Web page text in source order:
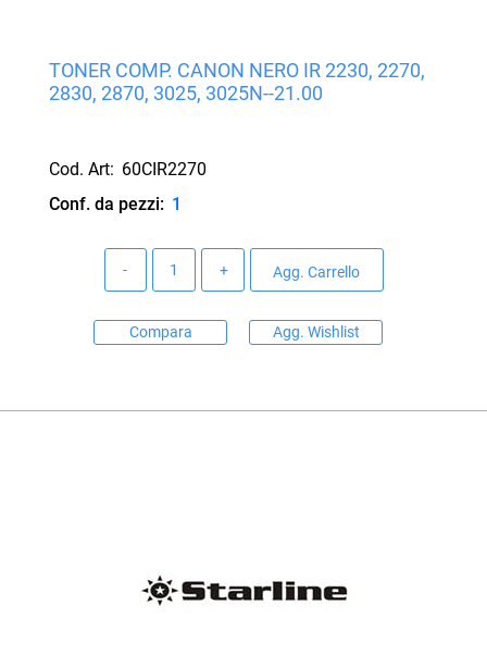
TONER COMP. CANON NERO IR 2230, 2270,
2830, 2870, 3025, 3025N--21.00
Cod. Art: 60CIR2270
Conf. da pezzi: 1
Agg. Carrello
Compara Agg. Wishlist